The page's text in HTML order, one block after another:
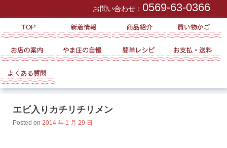
お問い合わせ： 0569-63-0366
エビ入りカチリチリメン
Posted on 2014 年 1 月 29 日